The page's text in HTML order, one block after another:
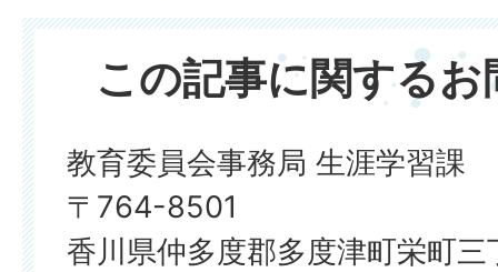
この記事に関する
教育委員会事務局 生涯学習課
〒764-8501
香川県仲多度郡多度津町栄町